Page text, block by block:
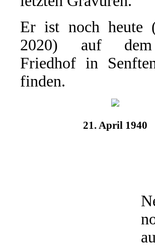
Er ist noch heute
2020) auf
Friedhof in
finden.
21. April 1940